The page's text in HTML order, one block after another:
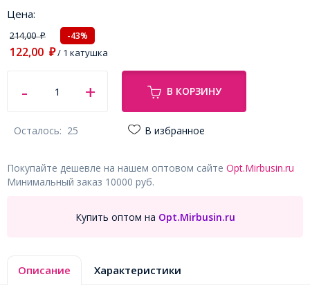
Цена:
214,00₽ -43%
122,00 ₽/ 1 катушка
В КОРЗИНУ
Осталось: 25 В избранное
Покупайте дешевле на нашем оптовом сайте Opt.Mirbusin.ru
Минимальный заказ 10000 руб.
Купить оптом на Opt.Mirbusin.ru
Описание Характеристики